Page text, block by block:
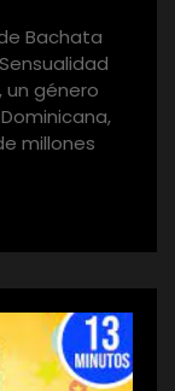
Bachata
un género
millones